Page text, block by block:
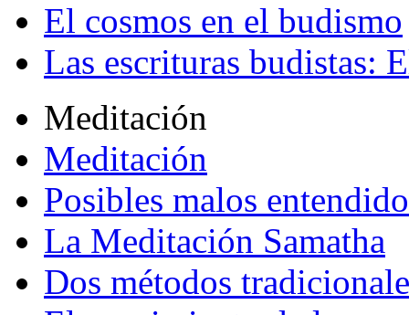
El cosmos en el budismo
Las escrituras budistas:
Meditación
Meditación
Posibles malos
La Meditación Samatha
Dos métodos